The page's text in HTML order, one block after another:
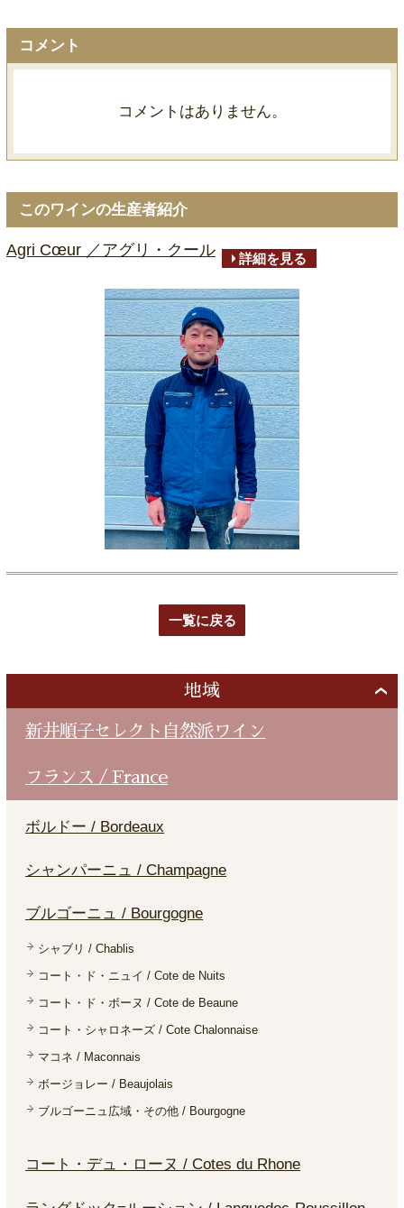
コメント
コメントはありません。
このワインの生産者紹介
Agri Cœur ／アグリ・クール 詳細を見る
一覧に戻る
地域
新井順子セレクト自然派ワイン
フランス / France
ボルドー / Bordeaux
シャンパーニュ / Champagne
ブルゴーニュ / Bourgogne
シャブリ / Chablis
コート・ド・ニュイ / Cote de Nuits
コート・ド・ボーヌ / Cote de Beaune
コート・シャロネーズ / Cote Chalonnaise
マコネ / Maconnais
ボージョレー / Beaujolais
ブルゴーニュ広域・その他 / Bourgogne
コート・デュ・ローヌ / Cotes du Rhone